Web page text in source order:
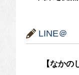
LINE＠
【なか